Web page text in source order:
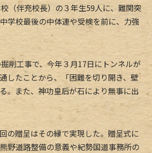
（伴充校長）の３年生59人に、難関突
学校最後の中体連や受検を前に、力強
削工事で、今年３月17日にトンネルが
したことから、「困難を切り開き、壁
。また、神功皇后が石により無事に出
の贈呈はその縁で実現した。贈呈式に
野道路整備の意義や紀勢国道事務所の